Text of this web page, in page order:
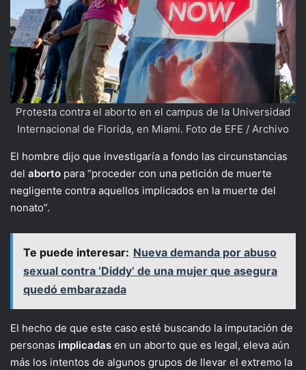
Protesta contra el aborto en el campus de la Universidad
Internacional de Florida, en Miami. Foto de EFE / Archivo
El hombre dijo que investigaría a fondo las circunstancias
del aborto para “proceder con una petición de muerte
negligente contra aquellos implicados en la muerte del
nonato”.
Te puede interesar: Nueva demanda por abuso
sexual contra ‘Diddy’ de una mujer que asegura
quedó embarazada
El hecho de que este caso esté buscando la imputación de
personas implicadas en un aborto que es legal, eleva aún
más los intentos de algunos grupos de llevar el extremo la